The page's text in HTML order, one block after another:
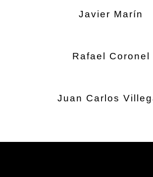
Javier Marín
Rafael Coronel
Juan Carlos